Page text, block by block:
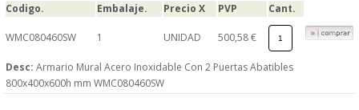
Codigo. Embalaje. Precio X PVP Cant.
WMC080460SW 1 UNIDAD 500,58 €
Desc: Armario Mural Acero Inoxidable Con 2 Puertas Abatibles
800x400x600h mm WMC080460SW